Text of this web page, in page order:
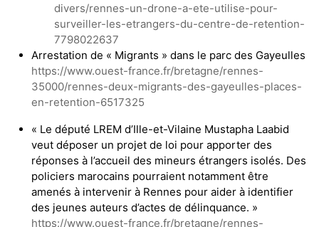
divers/rennes-un-drone-a-ete-utilise-pour-
surveiller-les-etrangers-du-centre-de-retention-
7798022637
Arrestation de « Migrants » dans le parc des Gayeulles
https://www.ouest-france.fr/bretagne/rennes-
35000/rennes-deux-migrants-des-gayeulles-places-
en-retention-6517325
« Le député LREM d’Ille-et-Vilaine Mustapha Laabid
veut déposer un projet de loi pour apporter des
réponses à l’accueil des mineurs étrangers isolés. Des
policiers marocains pourraient notamment être
amenés à intervenir à Rennes pour aider à identifier
des jeunes auteurs d’actes de délinquance. »
https://www.ouest-france.fr/bretagne/rennes-